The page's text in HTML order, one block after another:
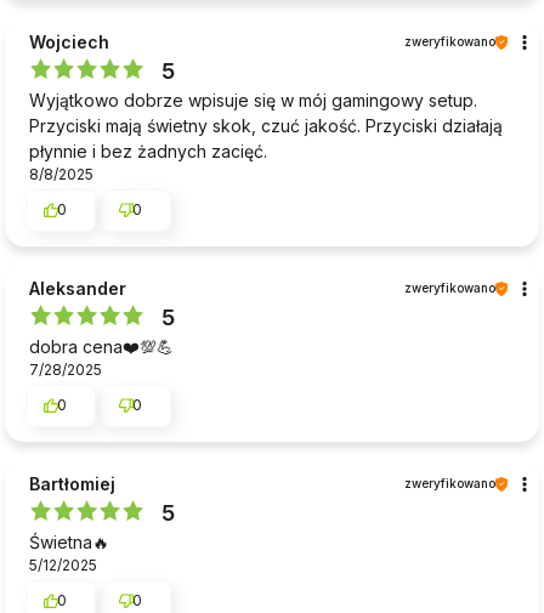
Wojciech zweryfikowano
5
Wyjątkowo dobrze wpisuje się w mój gamingowy setup.
Przyciski mają świetny skok, czuć jakość. Przyciski działają
płynnie i bez żadnych zacięć.
8/8/2025
0
0
Aleksander zweryfikowano
5
dobra cena❤️💯💪
7/28/2025
0
0
Bartłomiej zweryfikowano
5
Świetna🔥
5/12/2025
0
0